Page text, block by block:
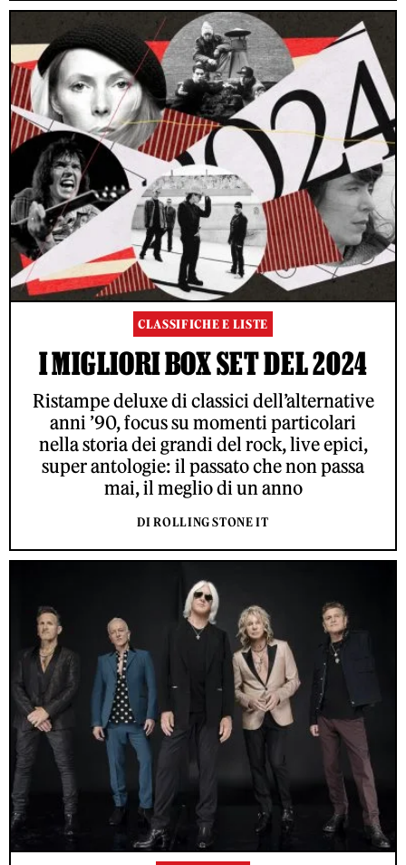
CLASSIFICHE E LISTE
I MIGLIORI BOX SET DEL 2024
Ristampe deluxe di classici dell’alternative
anni ’90, focus su momenti particolari
nella storia dei grandi del rock, live epici,
super antologie: il passato che non passa
mai, il meglio di un anno
DI ROLLING STONE IT